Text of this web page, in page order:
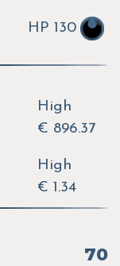
HP 130
High
€ 896.37
High
€ 1.34
70